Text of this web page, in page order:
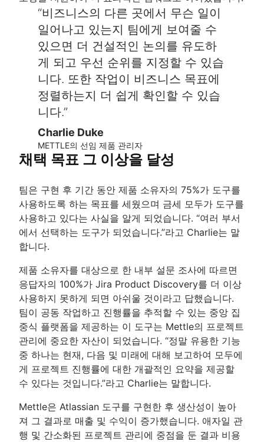
비즈니스의 다른 곳에서 무슨 일이
일어나고 있는지 팀에게 보여줄 수
있으면 더 건설적인 논의를 유도하
게 되고 우선 순위를 지정할 수 있습
니다. 또한 작업이 비즈니스 목표에
정렬하는지 더 쉽게 확인할 수 있습
니다.
Charlie Duke
METTLE의 선임 제품 관리자
채택 목표 그 이상을 달성
팀은 구현 후 기간 동안 제품 소유자의 75%가 도구를
사용하도록 하는 목표를 세웠으며 금세 모두가 도구를
사용하고 있다는 사실을 알게 되었습니다. “여러 부서
에서 선택하는 도구가 되었습니다.”라고 Charlie는 말
합니다.
제품 소유자를 대상으로 한 내부 설문 조사에 따르면
응답자의 100%가 Jira Product Discovery를 더 이상
사용하지 못하게 되면 아쉬울 것이라고 답했습니다.
팀이 공동 작업하고 진행률을 추적할 수 있는 중앙 집
중식 플랫폼을 제공하는 이 도구는 Mettle의 프로젝트
관리에 중요한 자산이 되었습니다. “정말 유용한 기능
중 하나는 현재, 다음 및 미래에 대해 보고하여 모두에
게 프로젝트 진행률에 대한 개괄적인 요약을 제공할
수 있다는 것입니다.”라고 Charlie는 말합니다.
Mettle은 Atlassian 도구를 구현한 후 생산성이 높아
져 그 결과로 매출 및 수익이 증가했습니다. 애자일 관
행 및 간소화된 프로젝트 관리에 중점을 둔 결과 비용